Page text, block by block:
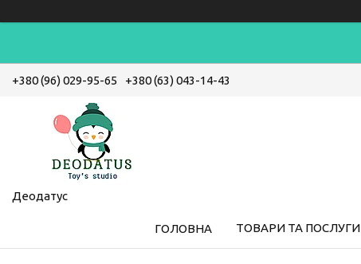
+380 (96) 029-95-65 +380 (63) 043-14-43
Деодатус
ГОЛОВНА ТОВАРИ ТА ПОСЛУГИ